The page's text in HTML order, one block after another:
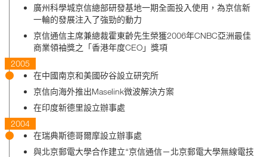
廣州科學城京信總部研發基地一期全面投入使用，為京信新
一輪的發展注入了強勁的動力
京信通信主席兼總裁霍東齡先生榮獲2006年CNBC亞洲最佳
商業領袖獎之「香港年度CEO」獎項
2005
在中國南京和美國矽谷設立研究所
京信向海外推出Maselink微波解決方案
在印度新德里設立辦事處
2004
在瑞典斯德哥爾摩設立辦事處
與北京郵電大學合作建立“京信通信－北京郵電大學無線電技